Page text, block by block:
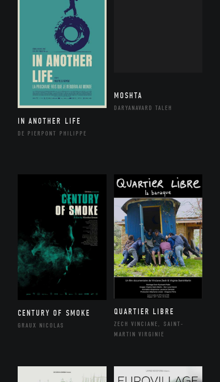
IN ANOTHER LIFE
DE PIERPONT PHILIPPE
MOSHTA
DARYANAVARD TALEH
CENTURY OF SMOKE
GRAUX NICOLAS
QUARTIER LIBRE
ZECH VINCIANE, SAINT-
MARTIN VIRGINIE